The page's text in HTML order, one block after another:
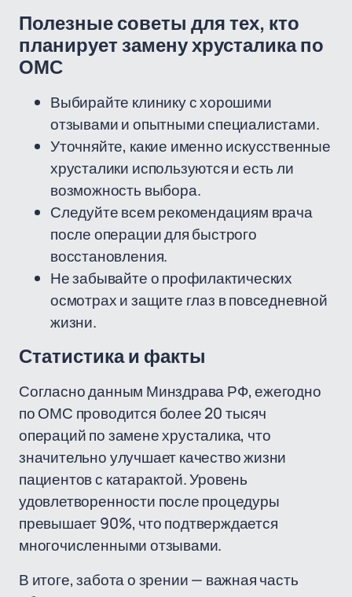
Полезные советы для тех, кто
планирует замену хрусталика по
ОМС
Выбирайте клинику с хорошими
отзывами и опытными специалистами.
Уточняйте, какие именно искусственные
хрусталики используются и есть ли
возможность выбора.
Следуйте всем рекомендациям врача
после операции для быстрого
восстановления.
Не забывайте о профилактических
осмотрах и защите глаз в повседневной
жизни.
Статистика и факты
Согласно данным Минздрава РФ, ежегодно
по ОМС проводится более 20 тысяч
операций по замене хрусталика, что
значительно улучшает качество жизни
пациентов с катарактой. Уровень
удовлетворенности после процедуры
превышает 90%, что подтверждается
многочисленными отзывами.
В итоге, забота о зрении — важная часть